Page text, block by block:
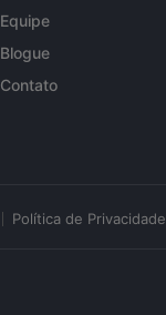
Equipe
Blogue
Contato
Política de Privacidade